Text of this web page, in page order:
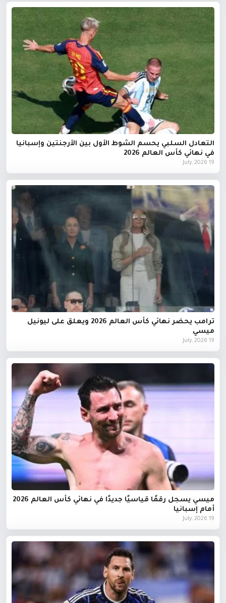
التعادل السلبي يحسم الشوط الأول بين الأرجنتين وإسبانيا
في نهائي كأس العالم 2026
19 July, 2026
ترامب يحضر نهائي كأس العالم 2026 ويعلق على ليونيل
ميسي
19 July, 2026
ميسي يسجل رقمًا قياسيًا جديدًا في نهائي كأس العالم 2026
أمام إسبانيا
19 July, 2026